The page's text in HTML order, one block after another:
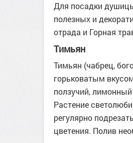
Для посадки
полезных и
отрада и Горная
Тимьян
Тимьян (чабрец,
горьковатым
ползучий,
Растение
регулярно
цветения. Полив